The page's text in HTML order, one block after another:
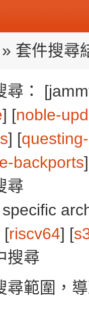
» 套件搜尋
尋：
] [noble-
] [
backports
尋
[riscv64] [
搜尋
尋範圍，